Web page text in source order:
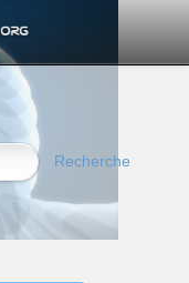
Recherche